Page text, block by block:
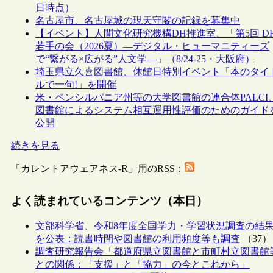
日時点）
名古屋市、名古屋城の現天守閣の記録を募集中
【イベント】人間文化研究機構DH推進室、「第5回
若手の会（2026夏）―デジタル・ヒューマニティーズ
で“繋がる×広がる”人文学―」（8/24-25・大阪府）
埼玉県立久喜図書館、休館日特別イベント「本のタイ
ルで一句!」を開催
米・ペンシルバニア州等の大学図書館の連合体PALCI、
図書館によるシステム相互運用性評価のためのガイド
公開
続きを見る
「カレントアウェアネス-R」用のRSS：
よく読まれているコンテンツ（本日）
文部科学省、令和8年度全国学力・学習状況調査の結
を公表：読書時間や図書館の利用頻度等も調査 （37）
調査研究報告会「都道府県立図書館と市町村立図書館
との関係：「支援」と「協力」の今とこれから」